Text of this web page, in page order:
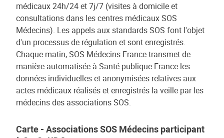
médicaux 24h/24 et 7j/7 (visites à domicile et
consultations dans les centres médicaux SOS
Médecins). Les appels aux standards SOS font l'objet
d'un processus de régulation et sont enregistrés.
Chaque matin, SOS Médecins France transmet de
manière automatisée à Santé publique France les
données individuelles et anonymisées relatives aux
actes médicaux réalisés et enregistrés la veille par les
médecins des associations SOS.
Carte - Associations SOS Médecins participant